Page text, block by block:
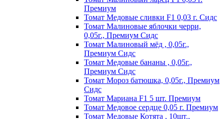
Пpeмиyм
Томат Медовые сливки F1 0,03 г. Сидс
Томат Малиновые яблочки черри,
0,05г., Премиум Сидс
Томат Малиновый мёд , 0,05г.,
Премиум Сидс
Томат Медовые бананы , 0,05г.,
Премиум Сидс
Томат Мороз батюшка, 0,05г., Премиум
Сидс
Томат Mapиaнa F1 5 шт. Пpeмиyм
Томат Meдoвoe cepдцe 0,05 г. Пpeмиyм
Томат Медовые Котята , 10шт.,